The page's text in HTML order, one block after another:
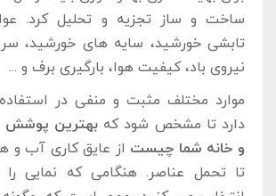
ساخت ‌و ساز تجزیه ‌و تحلیل کرد.
‌تابشی خورشید، سایه ‌های خورشید،
نیروی باد، کیفیت هوا، بارگیری برف و ...
موارد مختلف مثبت و منفی در
دارد تا مشخص شود کهبهترین پوشش
و خانه شما چیست از عایق کاری آب ‌و
تا تحمل عناصر. هنگامی که نمایی را